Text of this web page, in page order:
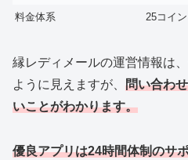
料金体系 25コイ
縁レディメールの運営情報は
ように見えますが、 問い合わ
いことがわかります。
優良アプリは24時間体制のサ